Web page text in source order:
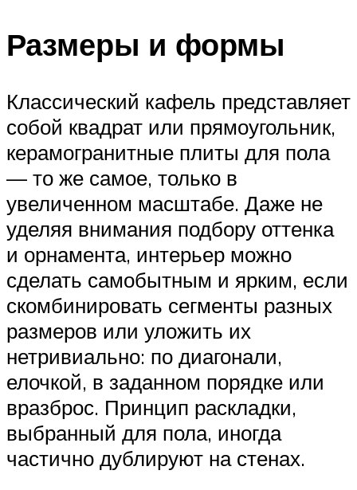
Размеры и формы
Классический кафель представляет
собой квадрат или прямоугольник,
керамогранитные плиты для пола
— то же самое, только в
увеличенном масштабе. Даже не
уделяя внимания подбору оттенка
и орнамента, интерьер можно
сделать самобытным и ярким, если
скомбинировать сегменты разных
размеров или уложить их
нетривиально: по диагонали,
елочкой, в заданном порядке или
вразброс. Принцип раскладки,
выбранный для пола, иногда
частично дублируют на стенах.